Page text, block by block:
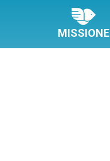
MISSIONE